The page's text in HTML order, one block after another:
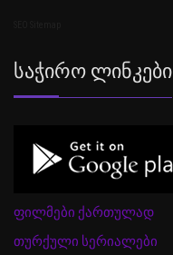
Საჭირო Ლინკები
ფილმები ქართულად
თურქული სერიალები